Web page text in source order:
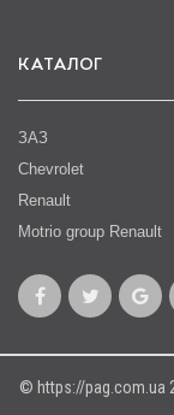
КАТАЛОГ
ЗАЗ
Chevrolet
Renault
Motrio group Renault
© https://pag.com.ua